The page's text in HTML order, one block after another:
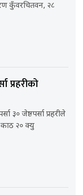
कुँवरचितवन, २८
प्रहरीको
३० जेष्ठपर्सा प्रहरीले
२० क्यु